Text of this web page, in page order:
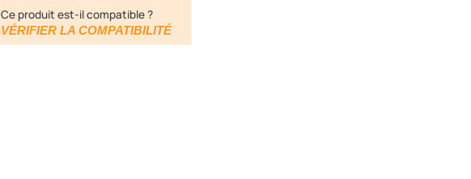
Ce produit est-il compatible ?
VÉRIFIER LA COMPATIBILITÉ